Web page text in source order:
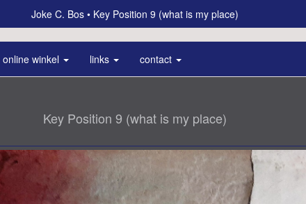
Joke C. Bos Key Position 9 (what is my place)
online winkel links contact
Key Position 9 (what is my place)